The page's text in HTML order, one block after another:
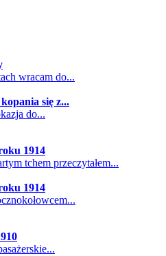
wracam do...
się z...
do...
1914
tchem przeczytałem...
1914